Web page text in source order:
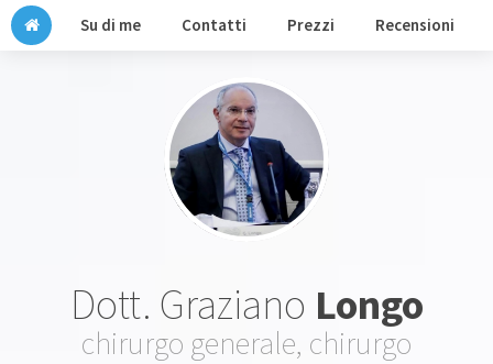
Su di me Contatti Prezzi Recensioni
Dott. Graziano Longo
chirurgo generale, chirurgo